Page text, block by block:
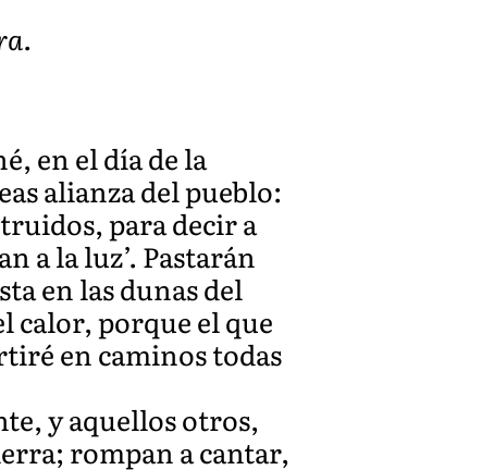
en el día de la
alianza del pueblo:
para decir a
a la luz’. Pastarán
en las dunas del
calor, porque el que
en caminos todas
y aquellos otros,
rompan a cantar,